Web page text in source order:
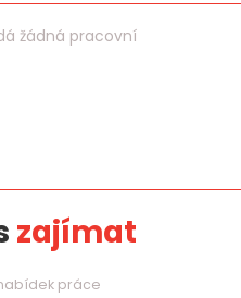
žádná pracovní
zajímat
práce